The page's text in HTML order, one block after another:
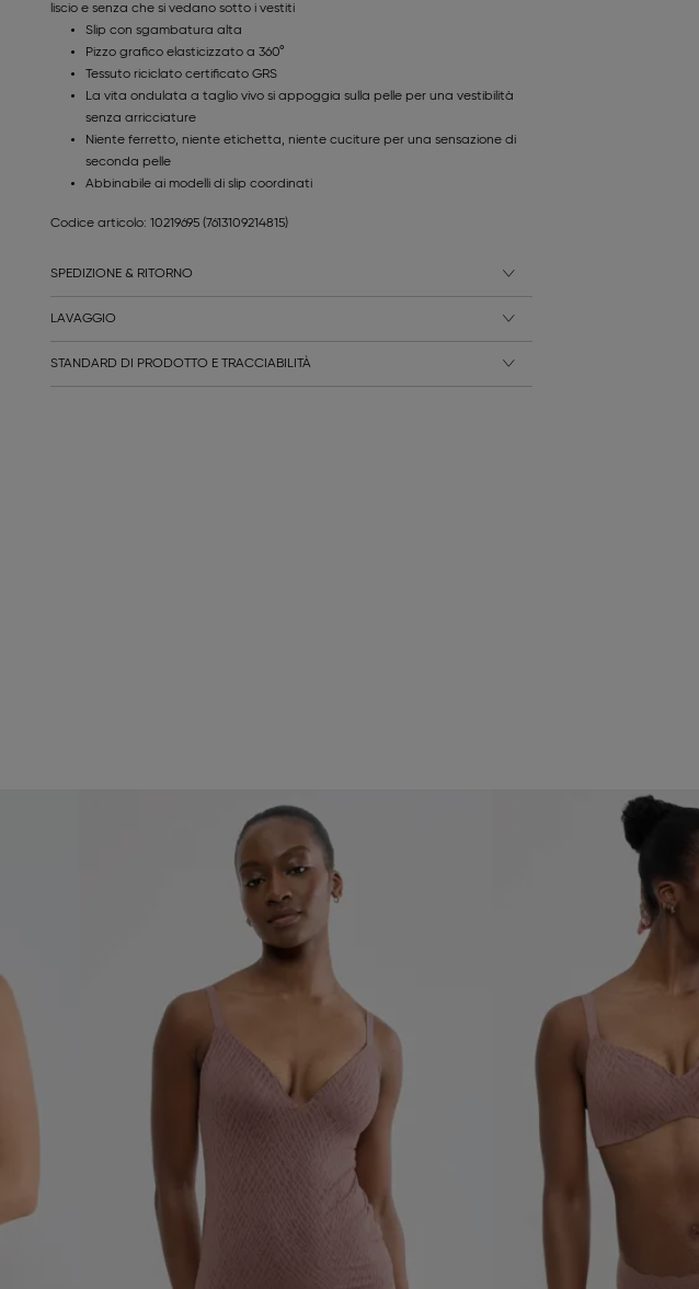
liscio e senza che si vedano sotto i vestiti
Slip con sgambatura alta
Pizzo grafico elasticizzato a 360°
Tessuto riciclato certificato GRS
La vita ondulata a taglio vivo si appoggia sulla pelle per una vestibilità
senza arricciature
Niente ferretto, niente etichetta, niente cuciture per una sensazione di
seconda pelle
Abbinabile ai modelli di slip coordinati
Codice articolo: 10219695 (7613109214815)
SPEDIZIONE & RITORNO
LAVAGGIO
STANDARD DI PRODOTTO E TRACCIABILITÀ